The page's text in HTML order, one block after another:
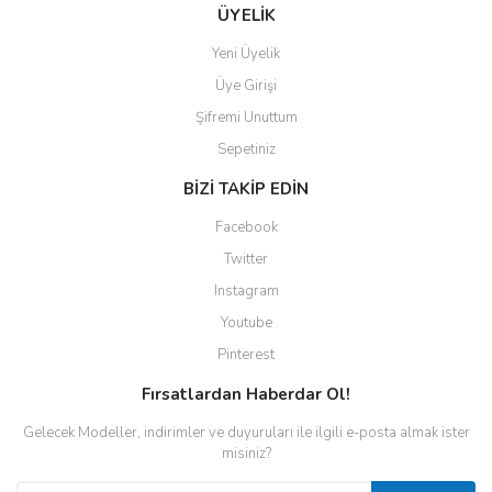
ÜYELİK
Yeni Üyelik
Üye Girişi
Şifremi Unuttum
Sepetiniz
BİZİ TAKİP EDİN
Facebook
Twitter
Instagram
Youtube
Pinterest
Fırsatlardan Haberdar Ol!
Gelecek Modeller, indirimler ve duyuruları ile ilgili e-posta almak ister
misiniz?